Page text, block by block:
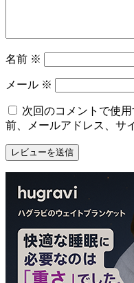
名前 ※
メール ※
次回のコメントで使
前、メールアドレス、サ